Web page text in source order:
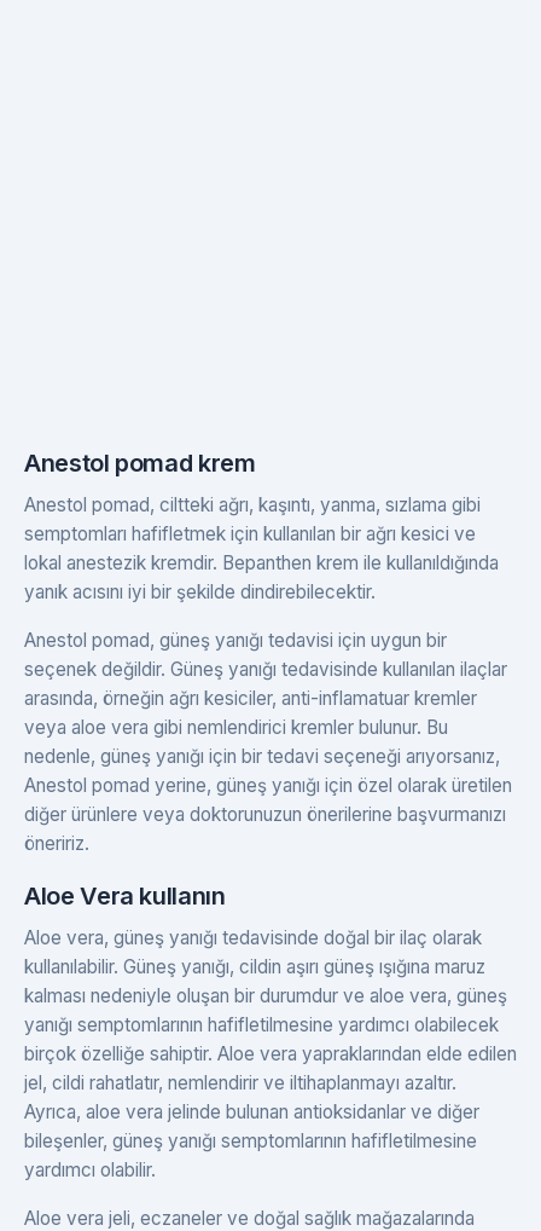
Anestol pomad krem
Anestol pomad, ciltteki ağrı, kaşıntı, yanma, sızlama gibi
semptomları hafifletmek için kullanılan bir ağrı kesici ve
lokal anestezik kremdir. Bepanthen krem ile kullanıldığında
yanık acısını iyi bir şekilde dindirebilecektir.
Anestol pomad, güneş yanığı tedavisi için uygun bir
seçenek değildir. Güneş yanığı tedavisinde kullanılan ilaçlar
arasında, örneğin ağrı kesiciler, anti-inflamatuar kremler
veya aloe vera gibi nemlendirici kremler bulunur. Bu
nedenle, güneş yanığı için bir tedavi seçeneği arıyorsanız,
Anestol pomad yerine, güneş yanığı için özel olarak üretilen
diğer ürünlere veya doktorunuzun önerilerine başvurmanızı
öneririz.
Aloe Vera kullanın
Aloe vera, güneş yanığı tedavisinde doğal bir ilaç olarak
kullanılabilir. Güneş yanığı, cildin aşırı güneş ışığına maruz
kalması nedeniyle oluşan bir durumdur ve aloe vera, güneş
yanığı semptomlarının hafifletilmesine yardımcı olabilecek
birçok özelliğe sahiptir. Aloe vera yapraklarından elde edilen
jel, cildi rahatlatır, nemlendirir ve iltihaplanmayı azaltır.
Ayrıca, aloe vera jelinde bulunan antioksidanlar ve diğer
bileşenler, güneş yanığı semptomlarının hafifletilmesine
yardımcı olabilir.
Aloe vera jeli, eczaneler ve doğal sağlık mağazalarında